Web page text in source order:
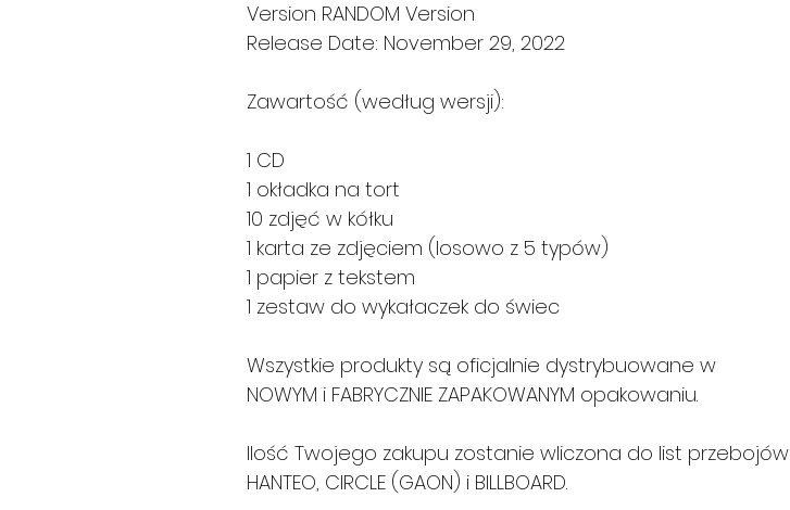
Version RANDOM Version
Release Date: November 29, 2022
Zawartość (według wersji):
1 CD
1 okładka na tort
10 zdjęć w kółku
1 karta ze zdjęciem (losowo z 5 typów)
1 papier z tekstem
1 zestaw do wykałaczek do świec
Wszystkie produkty są oficjalnie dystrybuowane w
NOWYM i FABRYCZNIE ZAPAKOWANYM opakowaniu.
Ilość Twojego zakupu zostanie wliczona do list przebojów
HANTEO, CIRCLE (GAON) i BILLBOARD.